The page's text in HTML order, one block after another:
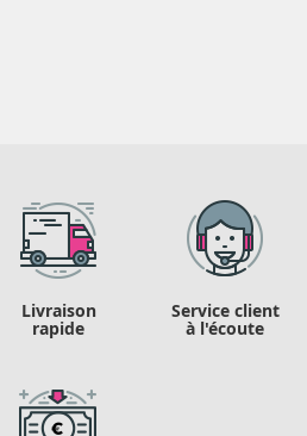
Livraison
rapide
Service client
à l'écoute